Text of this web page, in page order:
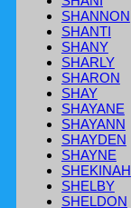
SHANNON
SHANTI
SHANY
SHARLY
SHARON
SHAY
SHAYANE
SHAYANN
SHAYDEN
SHAYNE
SHEKINAH
SHELBY
SHELDON